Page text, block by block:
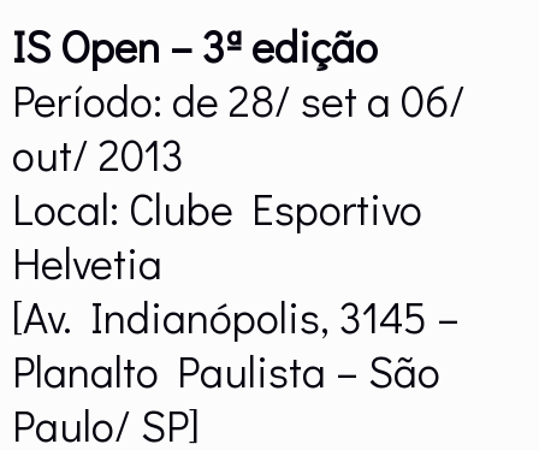
IS Open – 3ª edição
Período: de 28/ set a 06/
out/ 2013
Local: Clube Esportivo
Helvetia
[Av. Indianópolis, 3145 –
Planalto Paulista – São
Paulo/ SP]